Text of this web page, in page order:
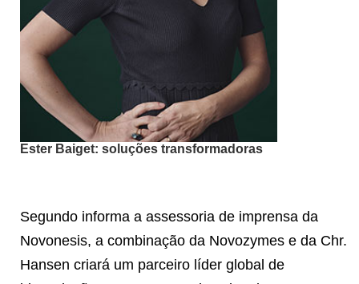
Ester Baiget: soluções transformadoras
Segundo informa a assessoria de imprensa da
Novonesis, a combinação da Novozymes e da Chr.
Hansen criará um parceiro líder global de